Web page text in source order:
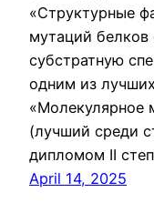
«Структурные
мутаций белков
субстратную
одним из
«Молекулярное
(лучший среди
дипломом II
April 14, 2025